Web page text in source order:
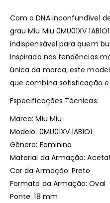
Com o DNA inconfundível
grau Miu Miu 0MU01XV
indispensável para quem
Inspirado nas tendências
única da marca, este
que combina sofisticação
Especificações Técnicas:
Marca: Miu Miu
Modelo: 0MU01XV 1AB1O1
Gênero: Feminino
Material da Armação:
Cor da Armação: Preto
Formato da Armação: Oval
Ponte: 18 mm